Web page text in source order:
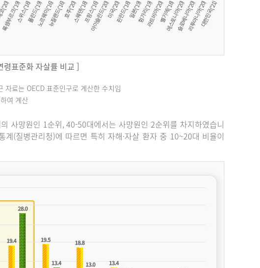
령표준화 자살률 비교 ]
료는 OECD 표준인구로 계산한 수치임
여 계산
사망원인 1순위, 40-50대에서는 사망원인 2순위를 차지하였습니
(질병관리청)에 따르면 특히 자해·자살 환자 중 10~20대 비율이